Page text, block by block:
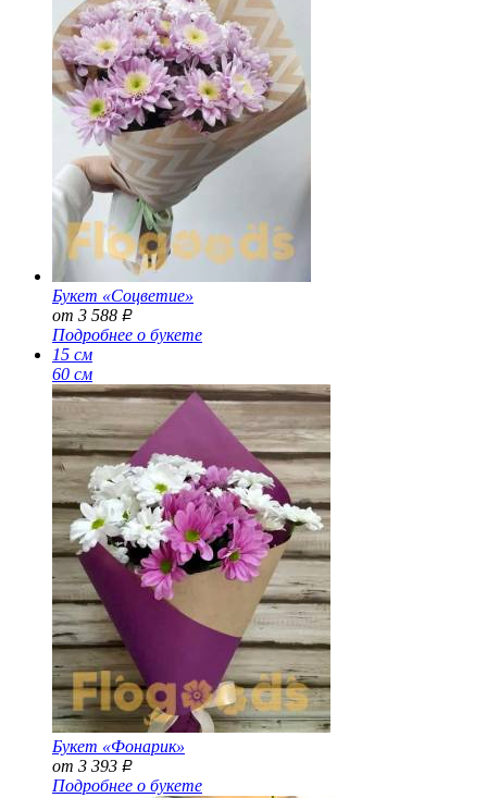
Букет «Соцветие»
от 3 588 Р
Подробнее о букете
15 см
60 см
Букет «Фонарик»
от 3 393 Р
Подробнее о букете